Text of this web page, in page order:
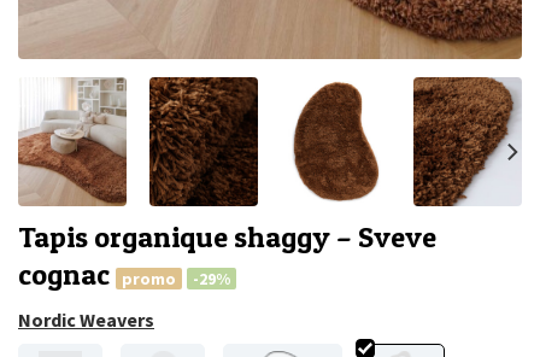
Tapis organique shaggy – Sveve
cognac
promo -29%
Nordic Weavers